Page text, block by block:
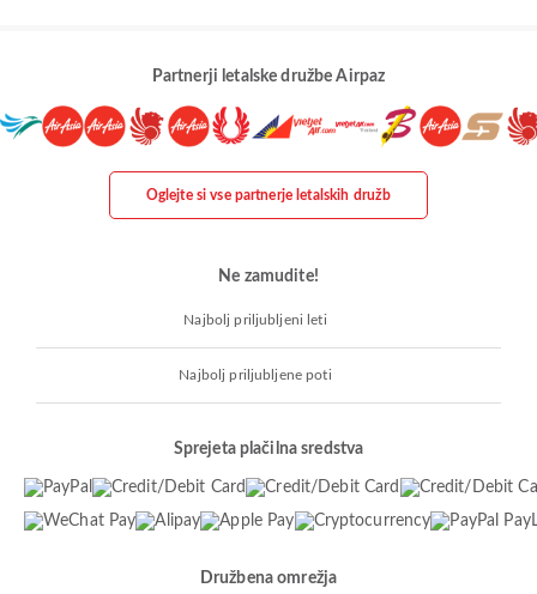
Partnerji letalske družbe Airpaz
Oglejte si vse partnerje letalskih družb
Ne zamudite!
Najbolj priljubljeni leti
Najbolj priljubljene poti
Sprejeta plačilna sredstva
Družbena omrežja